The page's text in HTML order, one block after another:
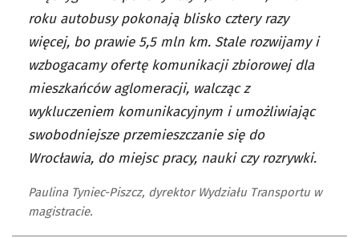
roku autobusy pokonają blisko cztery razy
więcej, bo prawie 5,5 mln km. Stale rozwijamy i
wzbogacamy ofertę komunikacji zbiorowej dla
mieszkańców aglomeracji, walcząc z
wykluczeniem komunikacyjnym i umożliwiając
swobodniejsze przemieszczanie się do
Wrocławia, do miejsc pracy, nauki czy rozrywki.
Paulina Tyniec-Piszcz, dyrektor Wydziału Transportu w
magistracie.